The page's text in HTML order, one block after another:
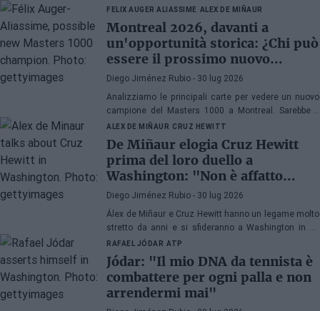
dell'ATP 500 a Washington 2026 tra Rafa Jódar e
Lorenzo Musetti.
FELIX AUGER ALIASSIME ALEX DE MIÑAUR
Montreal 2026, davanti a
un'opportunità storica: ¿Chi può
essere il prossimo nuovo
campione di Masters 1000?
Diego Jiménez Rubio - 30 lug 2026
Analizziamo le principali carte per vedere un nuovo
campione del Masters 1000 a Montreal. Sarebbe il
quinto anno consecutivo con un vincitore esordiente
in Canada.
ALEX DE MIÑAUR CRUZ HEWITT
De Miñaur elogia Cruz Hewitt
prima del loro duello a
Washington: "Non è affatto
facile dedicarsi al tennis essendo
figlio di un ex numero 1 del
mondo"
Diego Jiménez Rubio - 30 lug 2026
Álex de Miñaur e Cruz Hewitt hanno un legame molto
stretto da anni e si sfideranno a Washington in un
duello che promette grandi emozioni.
RAFAEL JÓDAR ATP
Jódar: "Il mio DNA da tennista è
combattere per ogni palla e non
arrendermi mai"